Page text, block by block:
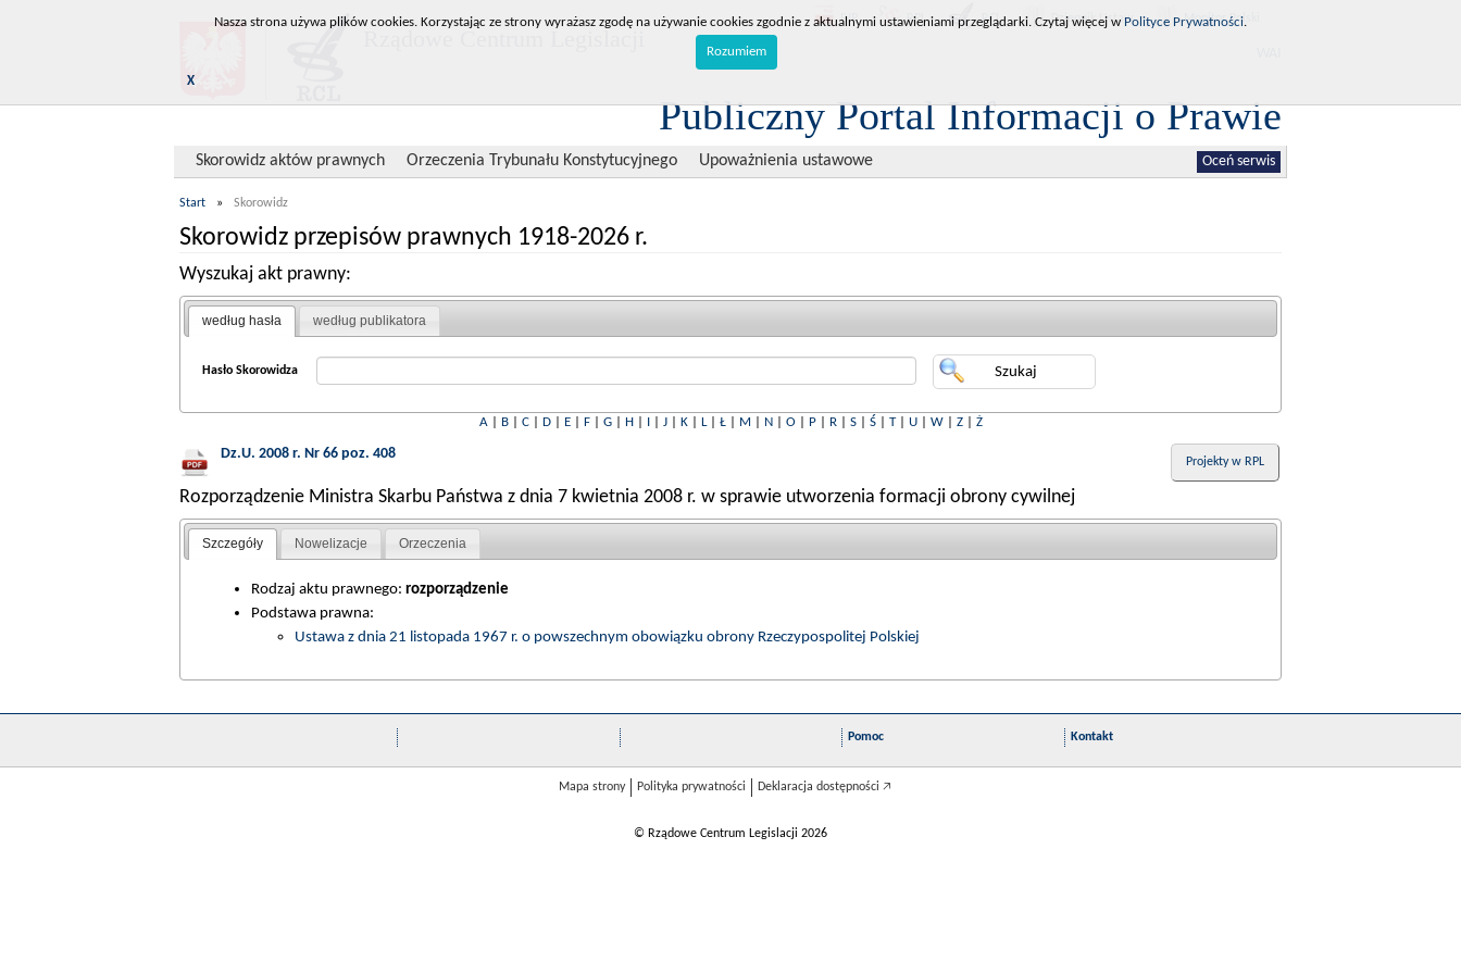
BIP RPL RCL Dziennik Ustaw Monitor Polski
Publiczny Portal Informacji o Prawie
Skorowidz aktów prawnych Orzeczenia Trybunału Konstytucyjnego Upoważnienia ustawowe Oceń serwis
Start » Skorowidz
Skorowidz przepisów prawnych 1918-2026 r.
Wyszukaj akt prawny:
według hasła według publikatora
Hasło Skorowidza
A| B| C| D| E| F| G| H| I| J| K| L| Ł| M N| O| P| R| S| Ś| T| U| W| Z| Ż
Dz.U. 2008 r. Nr 66 poz. 408 Projekty w RPL
Rozporządzenie Ministra Skarbu Państwa z dnia 7 kwietnia 2008 r. w sprawie utworzenia formacji obrony cywilnej
Szczegóły Nowelizacje Orzeczenia
Rodzaj aktu prawnego: rozporządzenie
Podstawa prawna:
Ustawa z dnia 21 listopada 1967 r. o powszechnym obowiązku obrony Rzeczypospolitej Polskiej
Pomoc Kontakt
Mapa strony Polityka prywatności Deklaracja dostępności 🡥
© Rządowe Centrum Legislacji 2026
Nasza strona używa plików cookies. Korzystając ze strony wyrażasz zgodę na używanie cookies zgodnie z aktualnymi ustawieniami przeglądarki. Czytaj więcej w Polityce Prywatności.
Rozumiem
X